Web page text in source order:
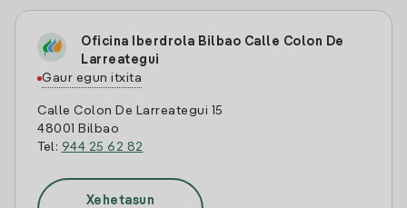
Oficina Iberdrola Bilbao Calle Colon De
Larreategui
Gaur egun itxita
Calle Colon De Larreategui 15
48001 Bilbao
Tel: 944 25 62 82
Xehetasun